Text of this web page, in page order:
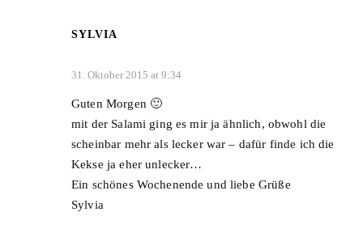
SYLVIA
31. Oktober 2015 at 9:34
Guten Morgen 🙂
mit der Salami ging es mir ja ähnlich, obwohl die
scheinbar mehr als lecker war – dafür finde ich die
Kekse ja eher unlecker…
Ein schönes Wochenende und liebe Grüße
Sylvia